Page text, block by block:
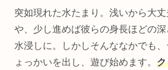
突如現れた水たまり。浅いから大
や、少し進めば彼らの身長ほどの
水浸しに。しかしそんななかでも
ょっかいを出し、遊び始めます。 ク